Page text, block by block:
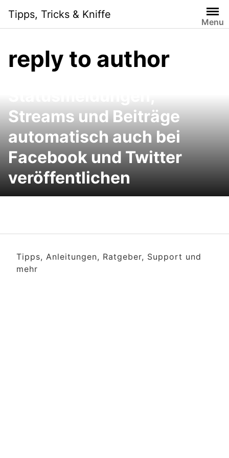
content
Tipps, Tricks & Kniffe
Menu
reply to author
Google+ und Chrome:
Google+-
Streams und Beiträge
automatisch auch bei
Facebook und Twitter
veröffentlichen
Tipps, Anleitungen, Ratgeber, Support und
mehr